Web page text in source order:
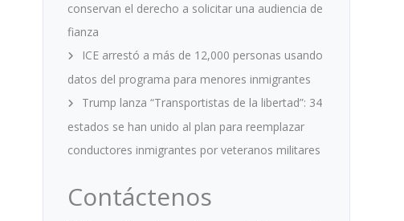
conservan el derecho a solicitar una audiencia de
fianza
ICE arrestó a más de 12,000 personas usando
datos del programa para menores inmigrantes
Trump lanza “Transportistas de la libertad”: 34
estados se han unido al plan para reemplazar
conductores inmigrantes por veteranos militares
Contáctenos